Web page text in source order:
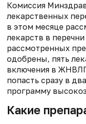
Комиссия
лекарственных
в этом месяце
лекарств в
рассмотренных
одобрены, пять
включения в
попасть сразу в
программу
Какие